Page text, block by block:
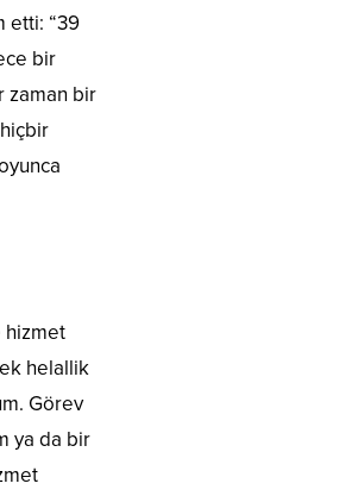
etti: “39
bir
zaman bir
hizmet
helallik
Görev
ya da bir